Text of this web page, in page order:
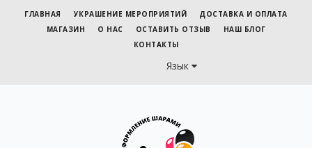
ГЛАВНАЯ УКРАШЕНИЕ МЕРОПРИЯТИЙ
ДОСТАВКА И ОПЛАТА
МАГАЗИН
О НАС ОСТАВИТЬ ОТЗЫВ
НАШ БЛОГ
КОНТАКТЫ
Язык